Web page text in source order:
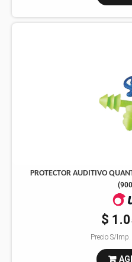
PROTECTOR AUDITIVO
(
$
Precio S/Imp.